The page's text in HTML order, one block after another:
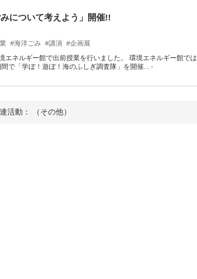
について考えよう」開催!!
#海洋ごみ #講演 #企画展
エネルギー館で出前授業を行いました。 環境エネルギー館では
で「学ぼ！遊ぼ！海のふしぎ調査隊」を開催...
活動： （その他）